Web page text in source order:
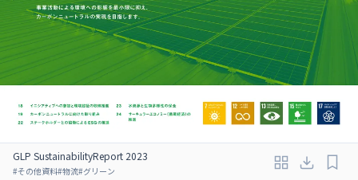
GLP SustainabilityReport 2023
#その他資料#物流#グリーン